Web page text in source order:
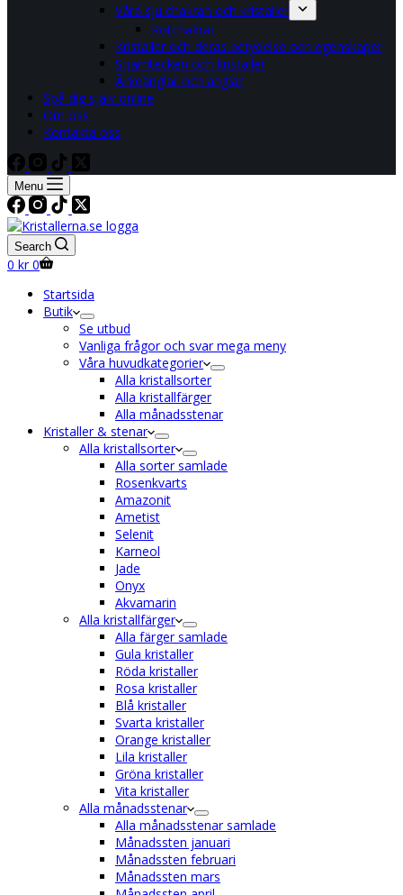
Våra sju chakran och kristaller
Rotchakrat
Kristaller och deras betydelse och egenskaper
Stjärntecken och kristaller
Ärkeänglar och änglar
Spå dig själv online
Om oss
Kontakta oss
Menu
Search
Shopping
0 kr 0
Startsida
Butik
Se utbud
Vanliga frågor och svar mega meny
Våra huvudkategorier
Alla kristallsorter
Alla kristallfärger
Alla månadsstenar
Kristaller & stenar
Alla kristallsorter
Alla sorter samlade
Rosenkvarts
Amazonit
Ametist
Selenit
Karneol
Jade
Onyx
Akvamarin
Alla kristallfärger
Alla färger samlade
Gula kristaller
Röda kristaller
Rosa kristaller
Blå kristaller
Svarta kristaller
Orange kristaller
Lila kristaller
Gröna kristaller
Vita kristaller
Alla månadsstenar
Alla månadsstenar samlade
Månadssten januari
Månadssten februari
Månadssten mars